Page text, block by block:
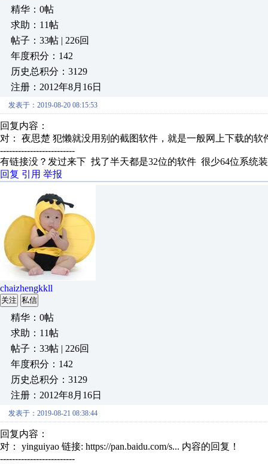
精华：0帖
求助：11帖
帖子：33帖 | 226回
年度积分：142
历史总积分：3129
注册：2012年8月16日
发表于：2019-08-20 08:15:53
回复内容：
对： 夜思楚 犯懒就没用别的截图软件，就是一般网上下载的软
-------------------------
有链接没？发过来下 找了半天都是32位的软件 很少64位系统
回复 引用 举报
chaizhengkkll
关注 私信
精华：0帖
求助：11帖
帖子：33帖 | 226回
年度积分：142
历史总积分：3129
注册：2012年8月16日
发表于：2019-08-21 08:38:44
回复内容：
对： yinguiyao 链接: https://pan.baidu.com/s... 内容的回复！
-------------------------